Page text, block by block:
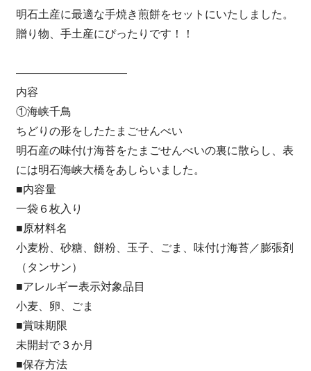
明石土産に最適な手焼き煎餅をセットにいたしました。
贈り物、手土産にぴったりです！！
――――――――――
内容
①海峡千鳥
ちどりの形をしたたまごせんべい
明石産の味付け海苔をたまごせんべいの裏に散らし、表
には明石海峡大橋をあしらいました。
■内容量
一袋６枚入り
■原材料名
小麦粉、砂糖、餅粉、玉子、ごま、味付け海苔／膨張剤
（タンサン）
■アレルギー表示対象品目
小麦、卵、ごま
■賞味期限
未開封で３か月
■保存方法